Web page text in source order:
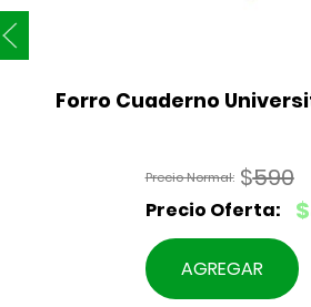
Forro Cuaderno
$590
El
precio
original
$
El
precio
actual
AGREGAR